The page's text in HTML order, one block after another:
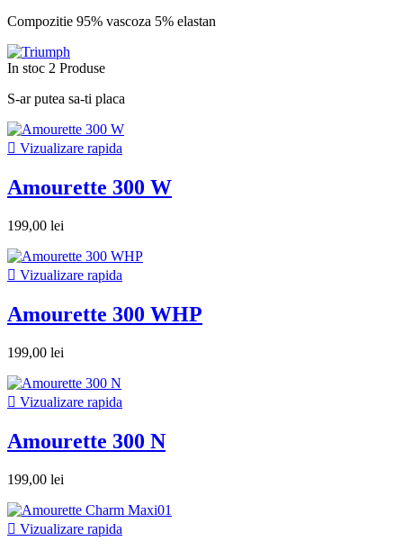
Compozitie 95% vascoza 5% elastan
In stoc 2 Produse
S-ar putea sa-ti placa
 Vizualizare rapida
Amourette 300 W
199,00 lei
 Vizualizare rapida
Amourette 300 WHP
199,00 lei
 Vizualizare rapida
Amourette 300 N
199,00 lei
 Vizualizare rapida